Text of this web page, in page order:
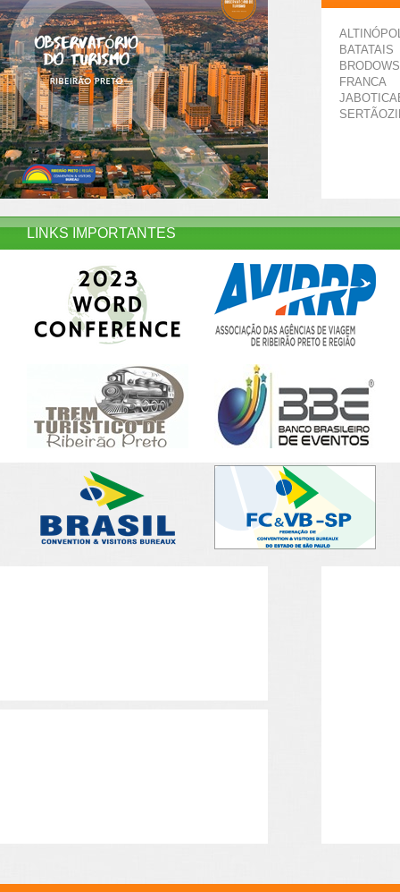
BATATAIS
FRANCA
LINKS IMPORTANTES